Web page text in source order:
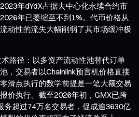
年dYdX占据去中心化永续合约市
年已萎缩至不到1%。代币价格从
动性的流失大幅削弱了其市场缓冲极
路径：以多资产流动性池替代订单
，交易者以Chainlink预言机价格直接
点执行的数学前提是一笔大额交易
价执行。截至2026年初，GMX已跨
务超过74万名交易者，促成逾3630亿